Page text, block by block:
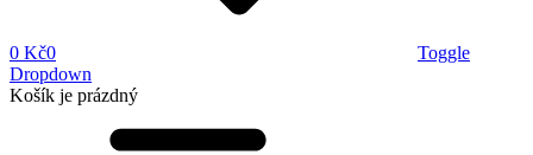
0 Kč0
Toggle
Dropdown
Košík je prázdný